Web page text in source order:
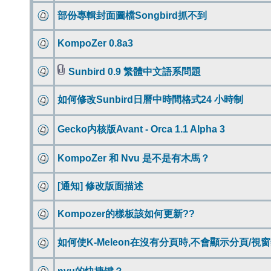
部份專輯封面圖檔Songbird抓不到
KompoZer 0.8a3
Sunbird 0.9 繁體中文語系問題
如何修改Sunbird日曆中時間格式24 小時制
Gecko内核版Avant - Orca 1.1 Alpha 3
KompoZer 和 Nvu 是不是有木馬？
[通知] 修改版面描述
Kompozer的樣板該如何更新??
如何使K-Meleon在沒有分頁時,不會顯示分頁/視